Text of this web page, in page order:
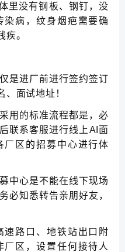
里没有钢板、钢钉，没
病，纹身烟疤需要确
疾。
是进厂前进行签约签订
、面试地址！
用的标准流程都是，必
联系客服进行线上AI面
厂区的招募中心进行体
中心是不能在线下现场
必知悉转告亲朋好友，
速路口、地铁站出口附
区，设置任何接待人